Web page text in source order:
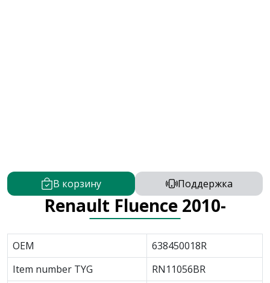
В корзину Поддержка
Renault Fluence 2010-
OEM
638450018R
Item number TYG
RN11056BR